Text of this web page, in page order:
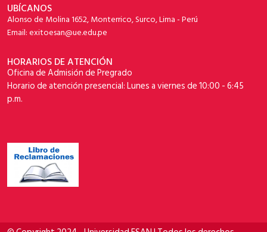
UBÍCANOS
Alonso de Molina 1652, Monterrico, Surco, Lima - Perú
Email: exitoesan@ue.edu.pe
HORARIOS DE ATENCIÓN
Oficina de Admisión de Pregrado
Horario de atención presencial: Lunes a viernes de 10:00 - 6:45
p.m.